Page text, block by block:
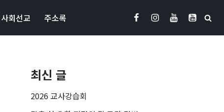
사회선교 주소록
최신 글
2026 교사강습회